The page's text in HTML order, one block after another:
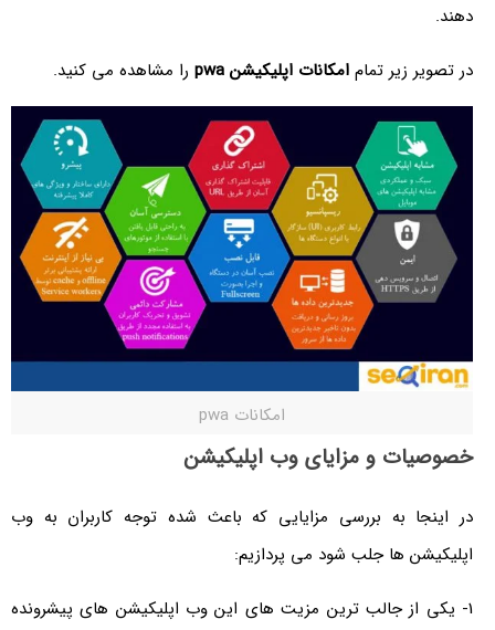
دهند.
در تصویر زیر تمامامکانات اپلیکیشن pwa را مشاهده می کنید.
امکانات pwa
خصوصیات و مزایای وب اپلیکیشن
در اینجا به بررسی مزایایی که باعث شده توجه کاربران به وب
اپلیکیشن ها جلب شود می پردازیم:
1- یکی از جالب ‌‌ترین مزیت های این وب اپلیکیشن های پیشرونده